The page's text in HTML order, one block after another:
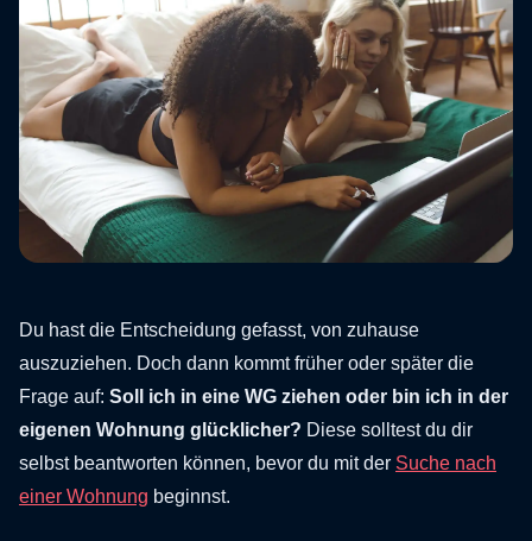
Du hast die Entscheidung gefasst, von zuhause
auszuziehen. Doch dann kommt früher oder später die
Frage auf: Soll ich in eine WG ziehen oder bin ich in der
eigenen Wohnung glücklicher? Diese solltest du dir
selbst beantworten können, bevor du mit der Suche nach
einer Wohnung beginnst.